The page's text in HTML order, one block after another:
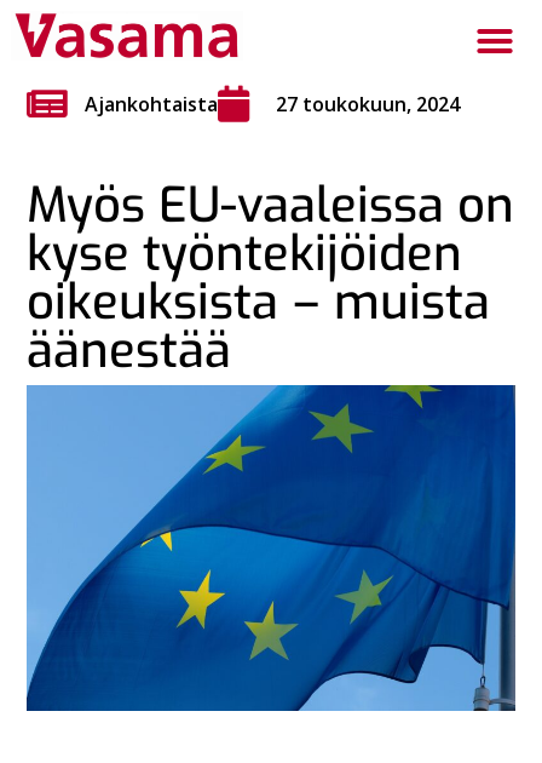
Ajankohtaista 27 toukokuun, 2024
Myös EU-vaaleissa on
kyse työntekijöiden
oikeuksista ‒ muista
äänestää